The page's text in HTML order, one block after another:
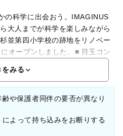
の科学に出会おう。IMAGINUS
大人までが科学を楽しみながら
並第四小学校の跡地をリノベー
オープンしました。■ 目玉コン
をみる
や保護者同伴の要否が異なり
よって持ち込みをお断りする